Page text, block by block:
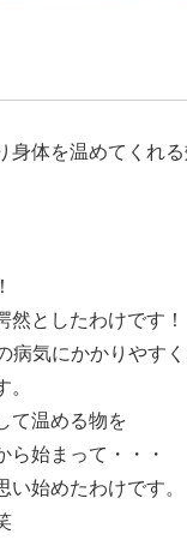
体を温めてくれ
としたわけです！
気にかかりやす
て温める物を
ら始まって・・・
始めたわけです。